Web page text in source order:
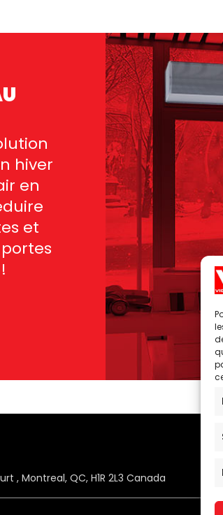
hiver
en
et
, Montreal, QC, H1R 2L3 Canada